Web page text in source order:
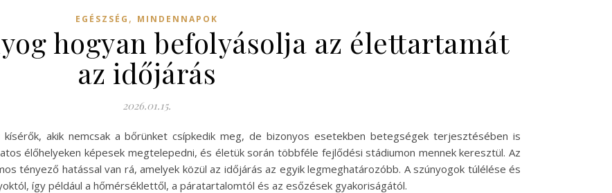
EGÉSZSÉG , MINDENNAPOK
hogyan befolyásolja az élettartamát
az időjárás
2026.01.15.
akik nemcsak a bőrünket csípkedik meg, de bizonyos esetekben betegségek terjesztésében is
élőhelyeken képesek megtelepedni, és életük során többféle fejlődési stádiumon mennek keresztül. Az
tényező hatással van rá, amelyek közül az időjárás az egyik legmeghatározóbb. A szúnyogok túlélése és
így például a hőmérséklettől, a páratartalomtól és az esőzések gyakoriságától.